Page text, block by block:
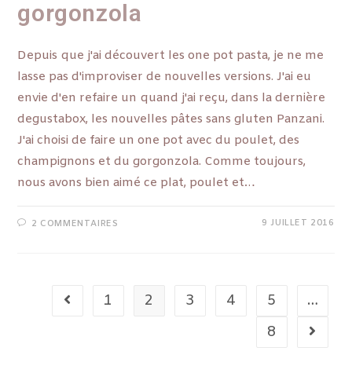
gorgonzola
Depuis que j'ai découvert les one pot pasta, je ne me
lasse pas d'improviser de nouvelles versions. J'ai eu
envie d'en refaire un quand j'ai reçu, dans la dernière
degustabox, les nouvelles pâtes sans gluten Panzani.
J'ai choisi de faire un one pot avec du poulet, des
champignons et du gorgonzola. Comme toujours,
nous avons bien aimé ce plat, poulet et…
2 COMMENTAIRES 9 JUILLET 2016
1 2 3 4 5
…
8